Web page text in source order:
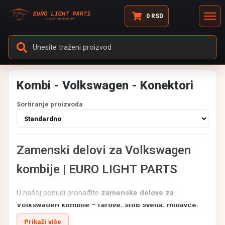
0 RSD
Kombi - Volkswagen - Konektori
Sortiranje proizvoda
Zamenski delovi za Volkswagen
kombije | EURO LIGHT PARTS
U našoj ponudi pronađite zamenske delove za
Volkswagen kombije – farove, stop svetla, migavce,
retrovizore, gabarite i drugu svetlosnu signalizaciju
Prikaži više